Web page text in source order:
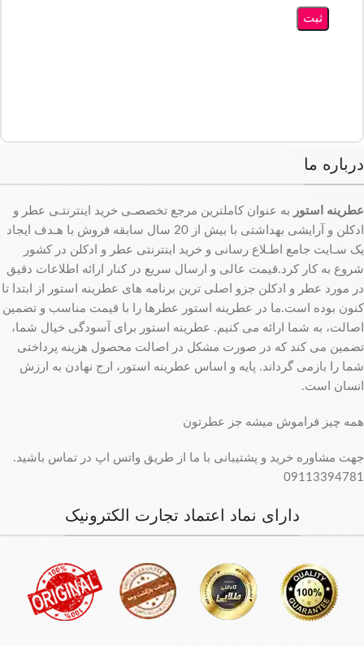
درباره ما
عطرینه استور به عنوان کاملترین مرجع تخصصـی خرید اینترنتـی عطر و
ادکلن و آرایشی بهداشتی با بیش از 20 سال سابقه فروش با هـدف ایجاد
یک سـایت جامع اطـلاع رسانی و خرید اینترنتی عطر و ادکلن در کشور
شروع به کار کرد.قیمت عالی و ارسال سریع در کنار ارائه اطلاعات دقیق
در مورد عطر و ادکلن جزو اصلی ترین برنامه های عطرینه استور از ابتدا تا
کنون بوده است.ما در عطرینه استور عطرها را با قیمت مناسب و تضمین
اصالت، به شما ارائه می کنیم. عطرینه استور برای آسودگی خیال شما،
تضمین می کند که در صورت مشکل در اصالت محصول هزینه پرداختی
شما را بازمی گرداند. پایه و اساس عطرینه استور، ارج نهادن به ارزش
انسان است.
همه چیز فراموش میشه جز عطرتون
جهت مشاوره خرید و پشتیبانی با ما از طریق واتس اپ در تماس باشید.
09113394781
دارای نماد اعتماد تجارت الکترونیک